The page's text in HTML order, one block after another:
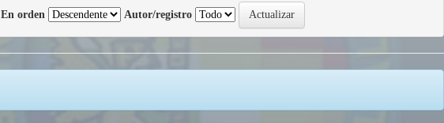
En orden Autor/registro